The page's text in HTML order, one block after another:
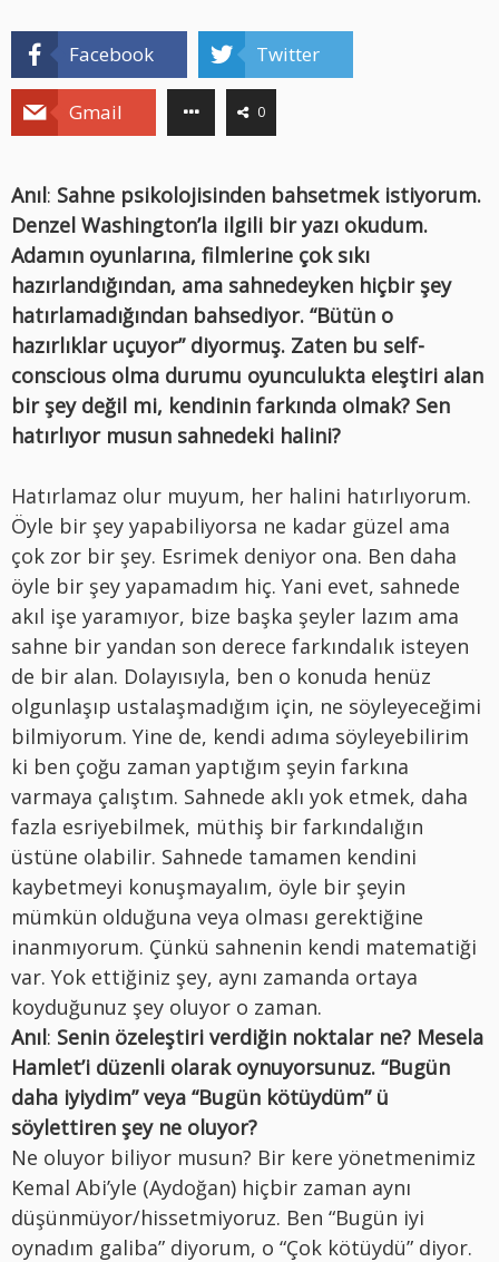
Facebook Twitter
Gmail 0
Anıl: Sahne psikolojisinden bahsetmek istiyorum.
Denzel Washington’la ilgili bir yazı okudum.
Adamın oyunlarına, filmlerine çok sıkı
hazırlandığından, ama sahnedeyken hiçbir şey
hatırlamadığından bahsediyor. “Bütün o
hazırlıklar uçuyor” diyormuş. Zaten bu self-
conscious olma durumu oyunculukta eleştiri alan
bir şey değil mi, kendinin farkında olmak? Sen
hatırlıyor musun sahnedeki halini?
Hatırlamaz olur muyum, her halini hatırlıyorum.
Öyle bir şey yapabiliyorsa ne kadar güzel ama
çok zor bir şey. Esrimek deniyor ona. Ben daha
öyle bir şey yapamadım hiç. Yani evet, sahnede
akıl işe yaramıyor, bize başka şeyler lazım ama
sahne bir yandan son derece farkındalık isteyen
de bir alan. Dolayısıyla, ben o konuda henüz
olgunlaşıp ustalaşmadığım için, ne söyleyeceğimi
bilmiyorum. Yine de, kendi adıma söyleyebilirim
ki ben çoğu zaman yaptığım şeyin farkına
varmaya çalıştım. Sahnede aklı yok etmek, daha
fazla esriyebilmek, müthiş bir farkındalığın
üstüne olabilir. Sahnede tamamen kendini
kaybetmeyi konuşmayalım, öyle bir şeyin
mümkün olduğuna veya olması gerektiğine
inanmıyorum. Çünkü sahnenin kendi matematiği
var. Yok ettiğiniz şey, aynı zamanda ortaya
koyduğunuz şey oluyor o zaman.
Anıl: Senin özeleştiri verdiğin noktalar ne? Mesela
Hamlet’i düzenli olarak oynuyorsunuz. “Bugün
daha iyiydim” veya “Bugün kötüydüm” ü
söylettiren şey ne oluyor?
Ne oluyor biliyor musun? Bir kere yönetmenimiz
Kemal Abi’yle (Aydoğan) hiçbir zaman aynı
düşünmüyor/hissetmiyoruz. Ben “Bugün iyi
oynadım galiba” diyorum, o “Çok kötüydü” diyor.